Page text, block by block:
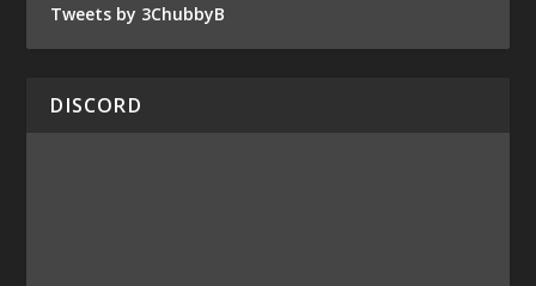
Tweets by 3ChubbyB
DISCORD